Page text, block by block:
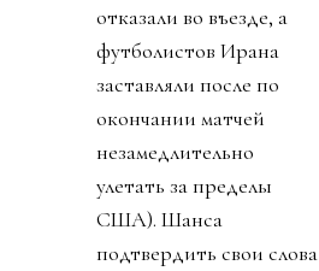
отказали во въезде, а
футболистов Ирана
заставляли после по
окончании матчей
незамедлительно
улетать за пределы
США). Шанса
подтвердить свои слова